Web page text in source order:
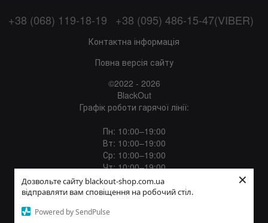
Дозвольте сайту blackout-shop.com.ua
відправляти вам сповіщення на робочий стіл.
Powered by SendPulse
×
+38 (068) 119-18-19 +38 (095) 486-15-47(VIBER)
Контактна інформація
Повна версія сайту
©2022 - 2026
BlackOut
Графік роботи гарячої лінії:
Пн: 10:00–19:00
Вт: 10:00–19:00
Ср: 10:00–19:00
Чт: 10:00–19:00
Пт: 10:00–19:00
Сб: 12:00–18:00